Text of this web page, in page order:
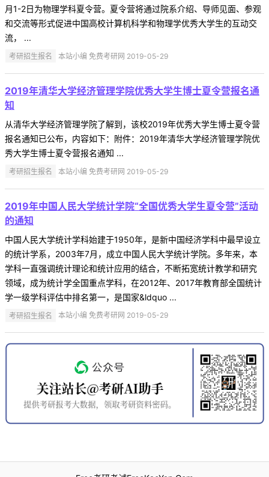
月1-2日为物理学科夏令营。夏令营将通过院系介绍、导师见面、参观
和交流等形式促进中国高校计算机科学和物理学优秀大学生的互动交
流， ...
考研招生报名 本站小编 免费考研网 2019-05-29
2019年清华大学经济管理学院优秀大学生博士夏令营报名通
知
从清华大学经济管理学院了解到，该校2019年优秀大学生博士夏令营
报名通知已公布，内容如下：附件：2019年清华大学经济管理学院优
秀大学生博士夏令营报名通知 ...
考研招生报名 本站小编 免费考研网 2019-05-29
2019年中国人民大学统计学院“全国优秀大学生夏令营”活动
的通知
中国人民大学统计学科始建于1950年，是新中国经济学科中最早设立
的统计学系，2003年7月，成立中国人民大学统计学院。多年来，本
学科一直强调统计理论和统计应用的结合，不断拓宽统计教学和研究
领域，成为统计学全国重点学科，在2012年、2017年教育部全国统计
学一级学科评估中排名第一，是国家&ldquo ...
考研招生报名 本站小编 免费考研网 2019-05-29